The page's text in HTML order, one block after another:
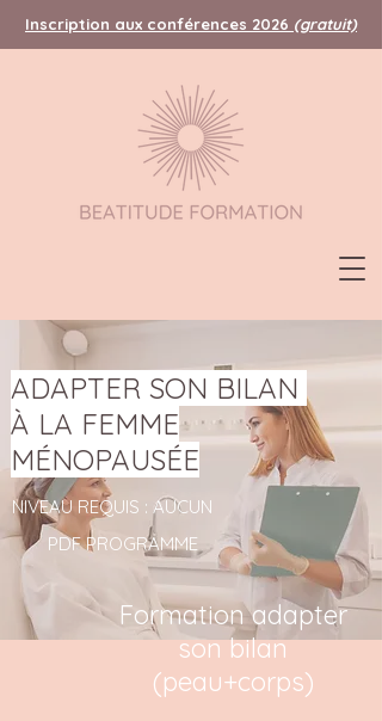
Inscription aux conférences 2026 (gratuit)
ADAPTER SON BILAN
À LA FEMME
MÉNOPAUSÉE
NIVEAU REQUIS : AUCUN
PDF PROGRAMME
Formation adapter
son bilan
(peau+corps)